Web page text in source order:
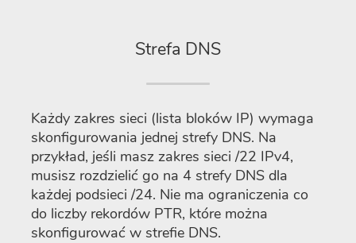
Strefa DNS
Każdy zakres sieci (lista bloków IP) wymaga
skonfigurowania jednej strefy DNS. Na
przykład, jeśli masz zakres sieci /22 IPv4,
musisz rozdzielić go na 4 strefy DNS dla
każdej podsieci /24. Nie ma ograniczenia co
do liczby rekordów PTR, które można
skonfigurować w strefie DNS.